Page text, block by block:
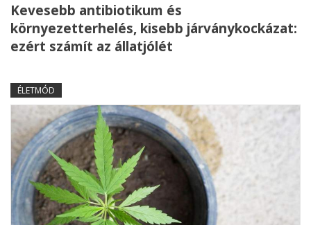
Kevesebb antibiotikum és
környezetterhelés, kisebb járványkockázat:
ezért számít az állatjólét
ÉLETMÓD